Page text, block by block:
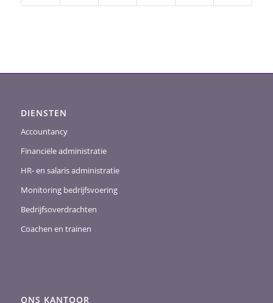
DIENSTEN
Accountancy
Financiële administratie
HR- en salaris administratie
Monitoring bedrijfsvoering
Bedrijfsoverdrachten
Coachen en trainen
ONS KANTOOR